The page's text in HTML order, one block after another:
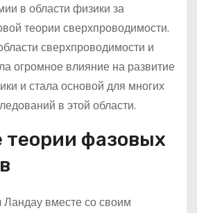
в области физики за
теории сверхпроводимости.
сверхпроводимости и
огромное влияние на развитие
и стала основой для многих
в этой области.
теории фазовых
Ландау вместе со своим